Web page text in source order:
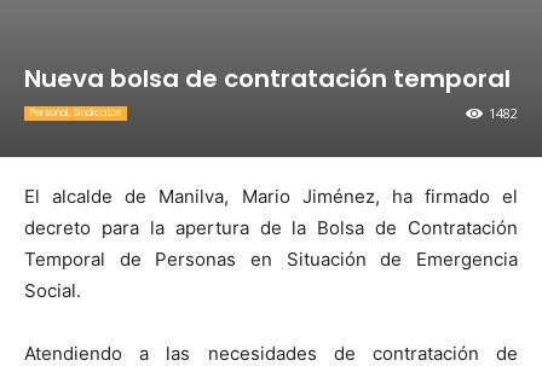
Nueva bolsa de contratación temporal
1482
Personal, Sindicatos
El alcalde de Manilva, Mario Jiménez, ha firmado el
decreto para la apertura de la Bolsa de Contratación
Temporal de Personas en Situación de Emergencia
Social.
Atendiendo a las necesidades de contratación de